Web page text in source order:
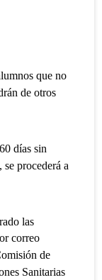
que no
de otros
días sin
se procederá a
las
correo
de
Sanitarias